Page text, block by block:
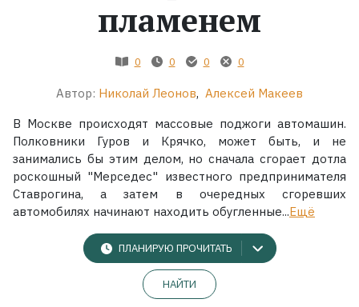
пламенем
0 0 0 0
Автор: Николай Леонов, Алексей Макеев
В Москве происходят массовые поджоги автомашин.
Полковники Гуров и Крячко, может быть, и не
занимались бы этим делом, но сначала сгорает дотла
роскошный "Мерседес" известного предпринимателя
Ставрогина, а затем в очередных сгоревших
автомобилях начинают находить обугленные...Ещё
ПЛАНИРУЮ ПРОЧИТАТЬ
НАЙТИ